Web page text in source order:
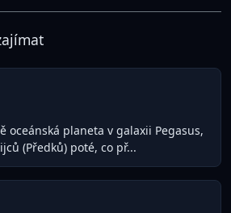
oceánská planeta v galaxii Pegasus,
(Předků) poté, co př...